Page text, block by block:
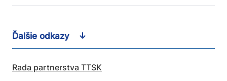
Ďalšie odkazy
Rada partnerstva TTSK